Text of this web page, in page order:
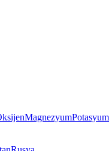
MagnezyumPotasyum